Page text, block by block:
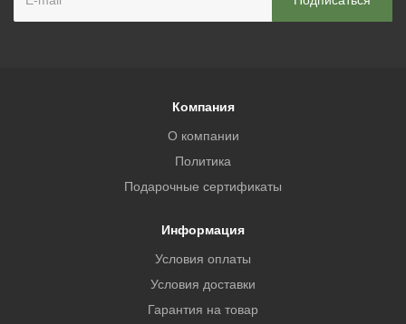
Компания
О компании
Политика
Подарочные сертификаты
Информация
Условия оплаты
Условия доставки
Гарантия на товар